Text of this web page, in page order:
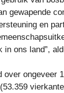
gewapende
en
in ons land”,
over ongeveer